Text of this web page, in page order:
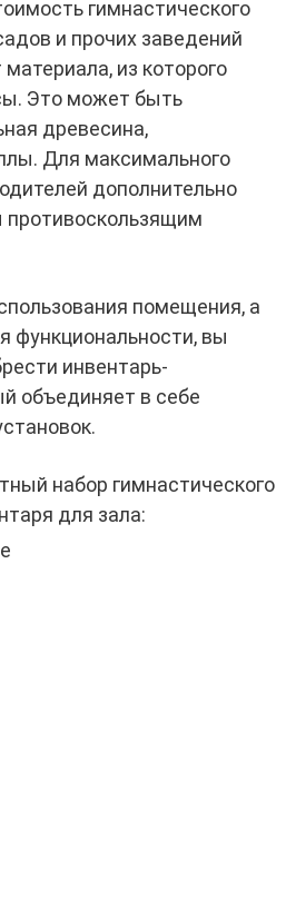
гимнастического
и прочих заведений
из которого
Это может быть
древесина,
Для максимального
дополнительно
помещения, а
функциональности, вы
инвентарь-
объединяет в себе
набор гимнастического
для зала: